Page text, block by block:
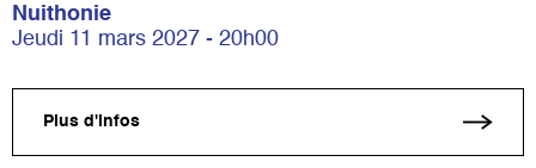
Nuithonie
Jeudi 11 mars 2027 - 20h00
Plus d'infos